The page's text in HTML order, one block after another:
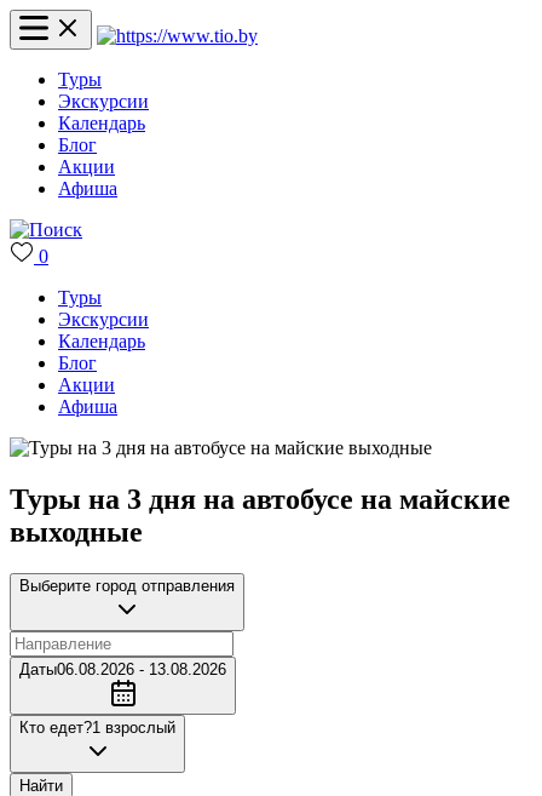
Туры
Экскурсии
Календарь
Блог
Акции
Афиша
0
Туры
Экскурсии
Календарь
Блог
Акции
Афиша
Туры на 3 дня на автобусе на майские
выходные
Выберите город отправления
Даты06.08.2026 - 13.08.2026
Кто едет?1 взрослый
Найти